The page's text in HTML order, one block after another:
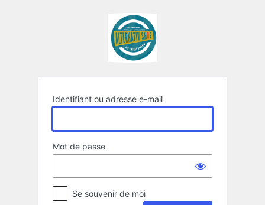
Identifiant ou adresse e-mail
Mot de passe
Se souvenir de moi